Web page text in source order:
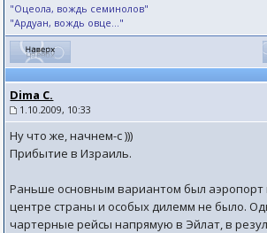
"Оцеола, вождь семинолов"
"Ардуан, вождь овце..."
Dima C.
1.10.2009, 10:33
Ну что же, начнем-с )))
Прибытие в Израиль.
Раньше основным вариантом был аэропорт
центре страны и особых дилемм не было.
чартерные рейсы напрямую в Эйлат, в